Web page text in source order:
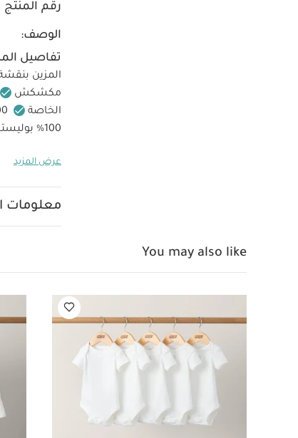
رقم المنتج
الوصف:
تفاصيل
المزين
مكشكش
الخاصة
100%
100% بوليستر
اغسل
قطع
طقم
عرض المزيد
معلومات
You may also like